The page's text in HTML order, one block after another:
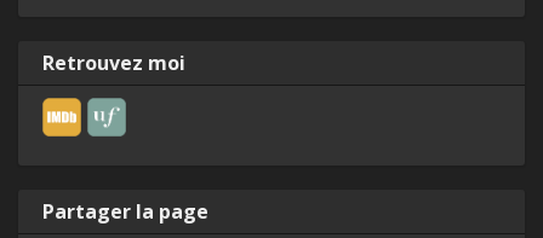
Retrouvez moi
Partager la page